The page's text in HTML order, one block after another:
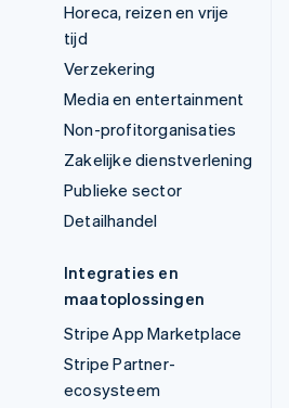
Horeca, reizen en vrije
tijd
Verzekering
Media en entertainment
Non-profitorganisaties
Zakelijke dienstverlening
Publieke sector
Detailhandel
Integraties en
maatoplossingen
Stripe App Marketplace
Stripe Partner-
ecosysteem